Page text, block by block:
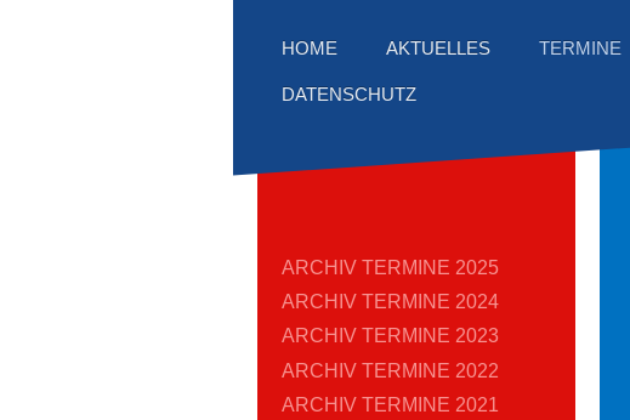
HOME AKTUELLES TERMINE
DATENSCHUTZ
ARCHIV TERMINE 2025
ARCHIV TERMINE 2024
ARCHIV TERMINE 2023
ARCHIV TERMINE 2022
ARCHIV TERMINE 2021